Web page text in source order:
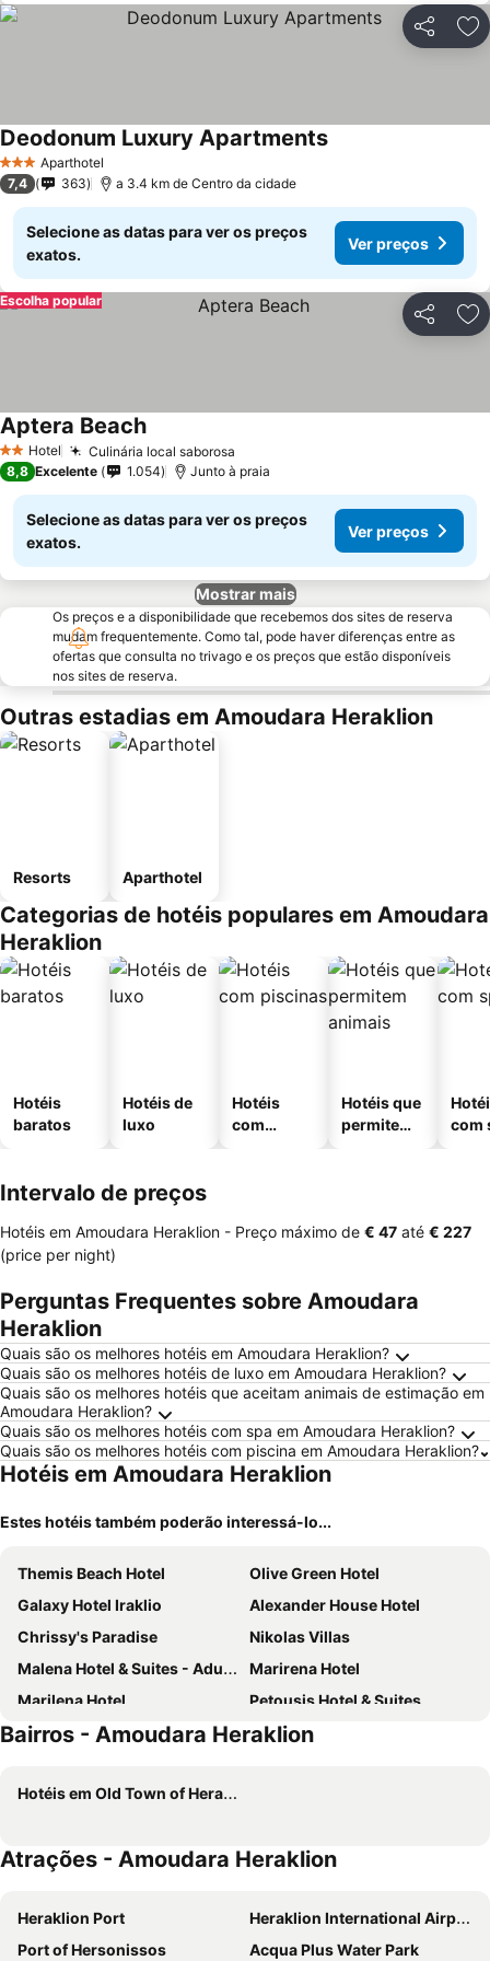
Partilhar
3 EstrelasAparthotel
Deodonum Luxury Apartments
7,4 363 a 3.4 km de Centro da cidade
Selecione as datas para ver os preços
exatos.
Ver preços
Partilhar
Escolha popular
2 Estrelas
Hotel Culinária local saborosa
Aptera Beach
8,8 Excelente 1.054 Junto à praia
Selecione as datas para ver os preços
exatos.
Ver preços
Mostrar mais
Os preços e a disponibilidade que recebemos dos sites de reserva
mudam frequentemente. Como tal, pode haver diferenças entre as
ofertas que consulta no trivago e os preços que estão disponíveis
nos sites de reserva.
Outras estadias em Amoudara Heraklion
Resorts Aparthotel
Categorias de hotéis populares em Amoudara
Heraklion
Hotéis
baratos
Hotéis de
luxo
Hotéis
com
Hotéis que
permitem
com
Intervalo de preços
Hotéis em Amoudara Heraklion - Preço máximo de ‎€ 47 até ‎€ 227
(price per night)
Perguntas Frequentes sobre Amoudara
Heraklion
Quais são os melhores hotéis em Amoudara Heraklion?
Quais são os melhores hotéis de luxo em Amoudara Heraklion?
Quais são os melhores hotéis que aceitam animais de estimação em
Amoudara Heraklion?
Quais são os melhores hotéis com spa em Amoudara Heraklion?
Quais são os melhores hotéis com piscina em Amoudara Heraklion?
Hotéis em Amoudara Heraklion
Estes hotéis também poderão interessá-lo...
Themis Beach Hotel
Olive Green Hotel
Galaxy Hotel Iraklio
Alexander House Hotel
Chrissy's Paradise
Nikolas Villas
Malena Hotel & Suites - Adults Only by Omilos Hotels
Marirena Hotel
Marilena Hotel
Petousis Hotel & Suites
Metropole Urban Hotel
Aquila Atlantis Hotel
GDM Megaron, Historical Monument Hotel
Castello City Hotel
Lato Boutique Hotel
Zeus Hotels Neptuno Beach
ibis Styles Heraklion Central
Marin Hotel
Agapi Beach Resort
Bairros - Amoudara Heraklion
Hotéis em Old Town of Heraklion
Atrações - Amoudara Heraklion
Heraklion Port
Heraklion International Airport
Port of Hersonissos
Acqua Plus Water Park